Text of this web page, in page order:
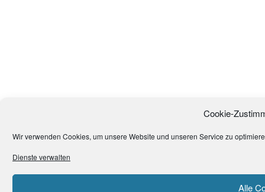
Cookie-
Wir verwenden Cookies, um unsere Website und unseren Service zu
Dienste verwalten
Alle